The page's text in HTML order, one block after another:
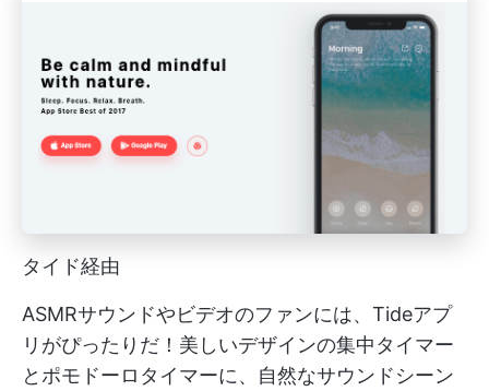
タイド経由
ASMRサウンドやビデオのファンには、Tideアプ
リがぴったりだ！美しいデザインの集中タイマー
とポモドーロタイマーに、自然なサウンドシーン